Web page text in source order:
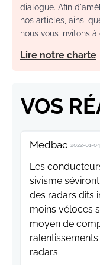
dialogue. Afin
nos articles, ainsi
nous vous invitons
Lire notre charte
VOS
Medbac 2022-01-
Les
sivisme
des radars dits
moins véloces
moyen de
radars.